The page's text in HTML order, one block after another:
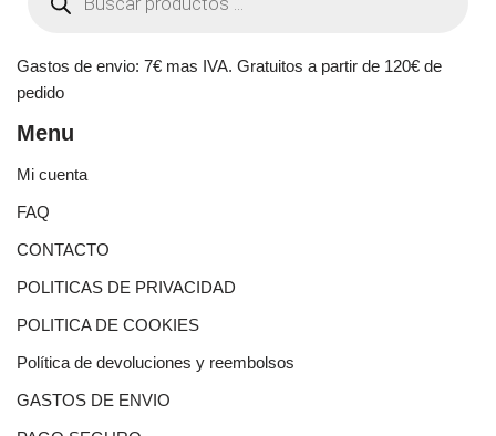
Gastos de envio: 7€ mas IVA. Gratuitos a partir de 120€ de
pedido
Menu
Mi cuenta
FAQ
CONTACTO
POLITICAS DE PRIVACIDAD
POLITICA DE COOKIES
Política de devoluciones y reembolsos
GASTOS DE ENVIO